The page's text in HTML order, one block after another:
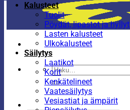
Etsi:
Kalusteet
Tuolit
Pöydät, lipastot ja hyllyt
Lasten kalusteet
Ulkokalusteet
Säilytys
Laatikot
Korit
Kenkätelineet
Vaatesäilytys
Vesiastiat ja ämpärit